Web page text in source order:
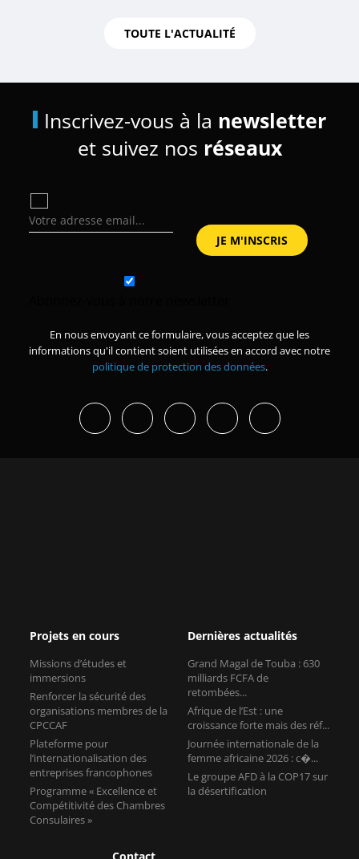
TOUTE L'ACTUALITÉ
Inscrivez-vous à la newsletter
et suivez nos réseaux
En nous envoyant ce formulaire, vous acceptez que les
informations qu'il contient soient utilisées en accord avec notre
politique de protection des données.
Projets en cours
Missions d’études et
immersions
Renforcer la sécurité des
organisations membres de la
CPCCAF
Plateforme pour
l’internationalisation des
entreprises francophones
Programme « Excellence et
Compétitivité des Chambres
Consulaires »
Dernières actualités
Grand Magal de Touba : 630
milliards FCFA de
retombées...
Afrique de l’Est : une
croissance forte mais des réf...
Journée internationale de la
femme africaine 2026 : c�...
Le groupe AFD à la COP17 sur
la désertification